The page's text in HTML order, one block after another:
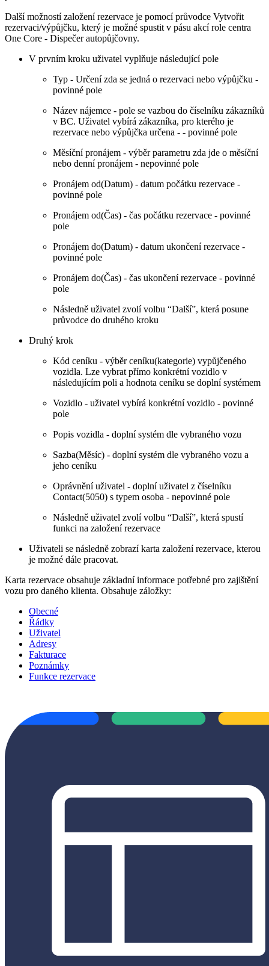
Další možností založení rezervace je pomocí průvodce Vytvořit
rezervaci/výpůjčku, který je možné spustit v pásu akcí role centra
One Core - Dispečer autopůjčovny.
V prvním kroku uživatel vyplňuje následující pole
Typ - Určení zda se jedná o rezervaci nebo výpůjčku -
povinné pole
Název nájemce - pole se vazbou do číselníku zákazníků
v BC. Uživatel vybírá zákazníka, pro kterého je
rezervace nebo výpůjčka určena - - povinné pole
Měsíční pronájem - výběr parametru zda jde o měsíční
nebo denní pronájem - nepovinné pole
Pronájem od(Datum) - datum počátku rezervace -
povinné pole
Pronájem od(Čas) - čas počátku rezervace - povinné
pole
Pronájem do(Datum) - datum ukončení rezervace -
povinné pole
Pronájem do(Čas) - čas ukončení rezervace - povinné
pole
Následně uživatel zvolí volbu “Další”, která posune
průvodce do druhého kroku
Druhý krok
Kód ceníku - výběr ceníku(kategorie) vypůjčeného
vozidla. Lze vybrat přímo konkrétní vozidlo v
následujícím poli a hodnota ceníku se doplní systémem
Vozidlo - uživatel vybírá konkrétní vozidlo - povinné
pole
Popis vozidla - doplní systém dle vybraného vozu
Sazba(Měsíc) - doplní systém dle vybraného vozu a
jeho ceníku
Oprávnění uživatel - doplní uživatel z číselníku
Contact(5050) s typem osoba - nepovinné pole
Následně uživatel zvolí volbu “Další”, která spustí
funkci na založení rezervace
Uživateli se následně zobrazí karta založení rezervace, kterou
je možné dále pracovat.
Karta rezervace obsahuje základní informace potřebné pro zajištění
vozu pro daného klienta. Obsahuje záložky:
Obecné
Řádky
Uživatel
Adresy
Fakturace
Poznámky
Funkce rezervace